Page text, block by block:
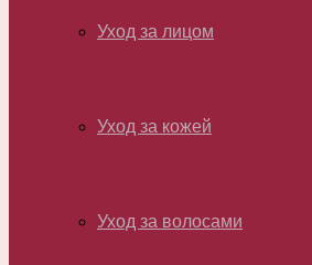
Уход за лицом
Уход за кожей
Уход за волосами